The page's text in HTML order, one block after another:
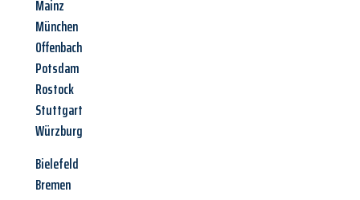
Mainz
München
Offenbach
Potsdam
Rostock
Stuttgart
Würzburg
Bielefeld
Bremen